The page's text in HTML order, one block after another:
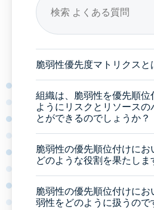
脆弱性優先度マトリクスと
組織は、脆弱性を優先順
ようにリスクとリソースの
とができるのでしょうか？
脆弱性の優先順位付けに
どのような役割を果たしま
脆弱性の優先順位付けに
弱性をどのように扱うので